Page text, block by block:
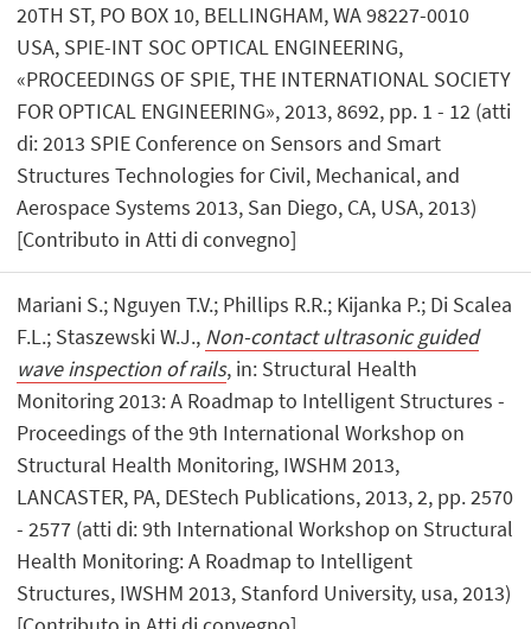
20TH ST, PO BOX 10, BELLINGHAM, WA 98227-0010
USA, SPIE-INT SOC OPTICAL ENGINEERING,
«PROCEEDINGS OF SPIE, THE INTERNATIONAL SOCIETY
FOR OPTICAL ENGINEERING», 2013, 8692, pp. 1 - 12 (atti
di: 2013 SPIE Conference on Sensors and Smart
Structures Technologies for Civil, Mechanical, and
Aerospace Systems 2013, San Diego, CA, USA, 2013)
[Contributo in Atti di convegno]
Mariani S.; Nguyen T.V.; Phillips R.R.; Kijanka P.; Di Scalea
F.L.; Staszewski W.J., Non-contact ultrasonic guided
wave inspection of rails, in: Structural Health
Monitoring 2013: A Roadmap to Intelligent Structures -
Proceedings of the 9th International Workshop on
Structural Health Monitoring, IWSHM 2013,
LANCASTER, PA, DEStech Publications, 2013, 2, pp. 2570
- 2577 (atti di: 9th International Workshop on Structural
Health Monitoring: A Roadmap to Intelligent
Structures, IWSHM 2013, Stanford University, usa, 2013)